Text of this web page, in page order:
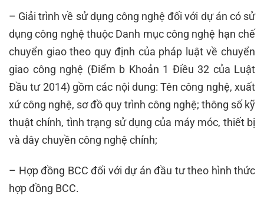
– Giải trình về sử dụng công nghệ đối với dự án có sử
dụng công nghệ thuộc Danh mục công nghệ hạn chế
chuyển giao theo quy định của pháp luật về chuyển
giao công nghệ (Điểm b Khoản 1 Điều 32 của Luật
Đầu tư 2014) gồm các nội dung: Tên công nghệ, xuất
xứ công nghệ, sơ đồ quy trình công nghệ; thông số kỹ
thuật chính, tình trạng sử dụng của máy móc, thiết bị
và dây chuyền công nghệ chính;
– Hợp đồng BCC đối với dự án đầu tư theo hình thức
hợp đồng BCC.